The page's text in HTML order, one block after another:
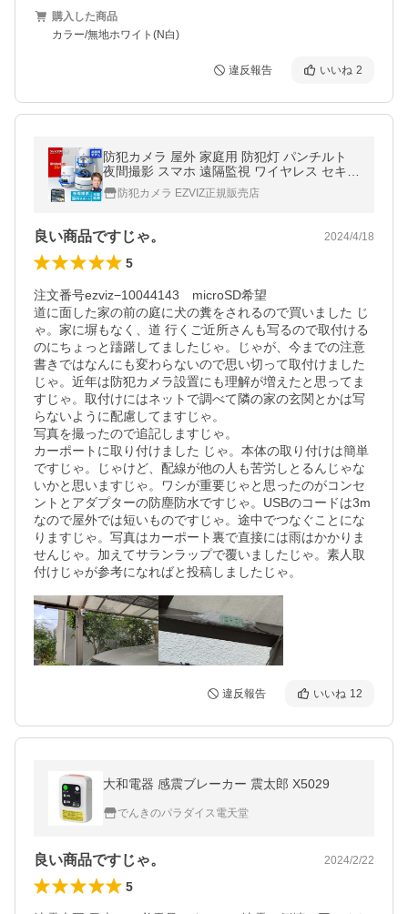
購入した商品
カラー/無地ホワイト(N白)
違反報告 いいね 2
防犯カメラ 屋外 家庭用 防犯灯 パンチルト
夜間撮影 スマホ 遠隔監視 ワイヤレス セキュ
ガードD360 Dズーム DUFO DF45 DG48 DE
55(A)防犯カメラ EZVIZ正規販売店
良い商品ですじゃ。 2024/4/18
5
注文番号ezviz−10044143　microSD希望
道に面した家の前の庭に犬の糞をされるので買いました じ
ゃ。家に塀もなく、道 行くご近所さんも写るので取付ける
のにちょっと躊躇してましたじゃ。じゃが、今までの注意
書きではなんにも変わらないので思い切って取付けました
じゃ。近年は防犯カメラ設置にも理解が増えたと思ってま
すじゃ。取付けにはネットで調べて隣の家の玄関とかは写
らないように配慮してますじゃ。
写真を撮ったので追記しますじゃ。
カーポートに取り付けました じゃ。本体の取り付けは簡単
ですじゃ。じゃけど、配線が他の人も苦労しとるんじゃな
いかと思いますじゃ。ワシが重要じゃと思ったのがコンセ
ントとアダプターの防塵防水ですじゃ。USBのコードは3m
なので屋外では短いものですじゃ。途中でつなぐことにな
りますじゃ。写真はカーポート裏で直接には雨はかかりま
せんじゃ。加えてサランラップで覆いましたじゃ。素人取
付けじゃが参考になればと投稿しましたじゃ。
違反報告 いいね 12
大和電器 感震ブレーカー 震太郎 X5029
でんきのパラダイス電天堂
良い商品ですじゃ。 2024/2/22
5